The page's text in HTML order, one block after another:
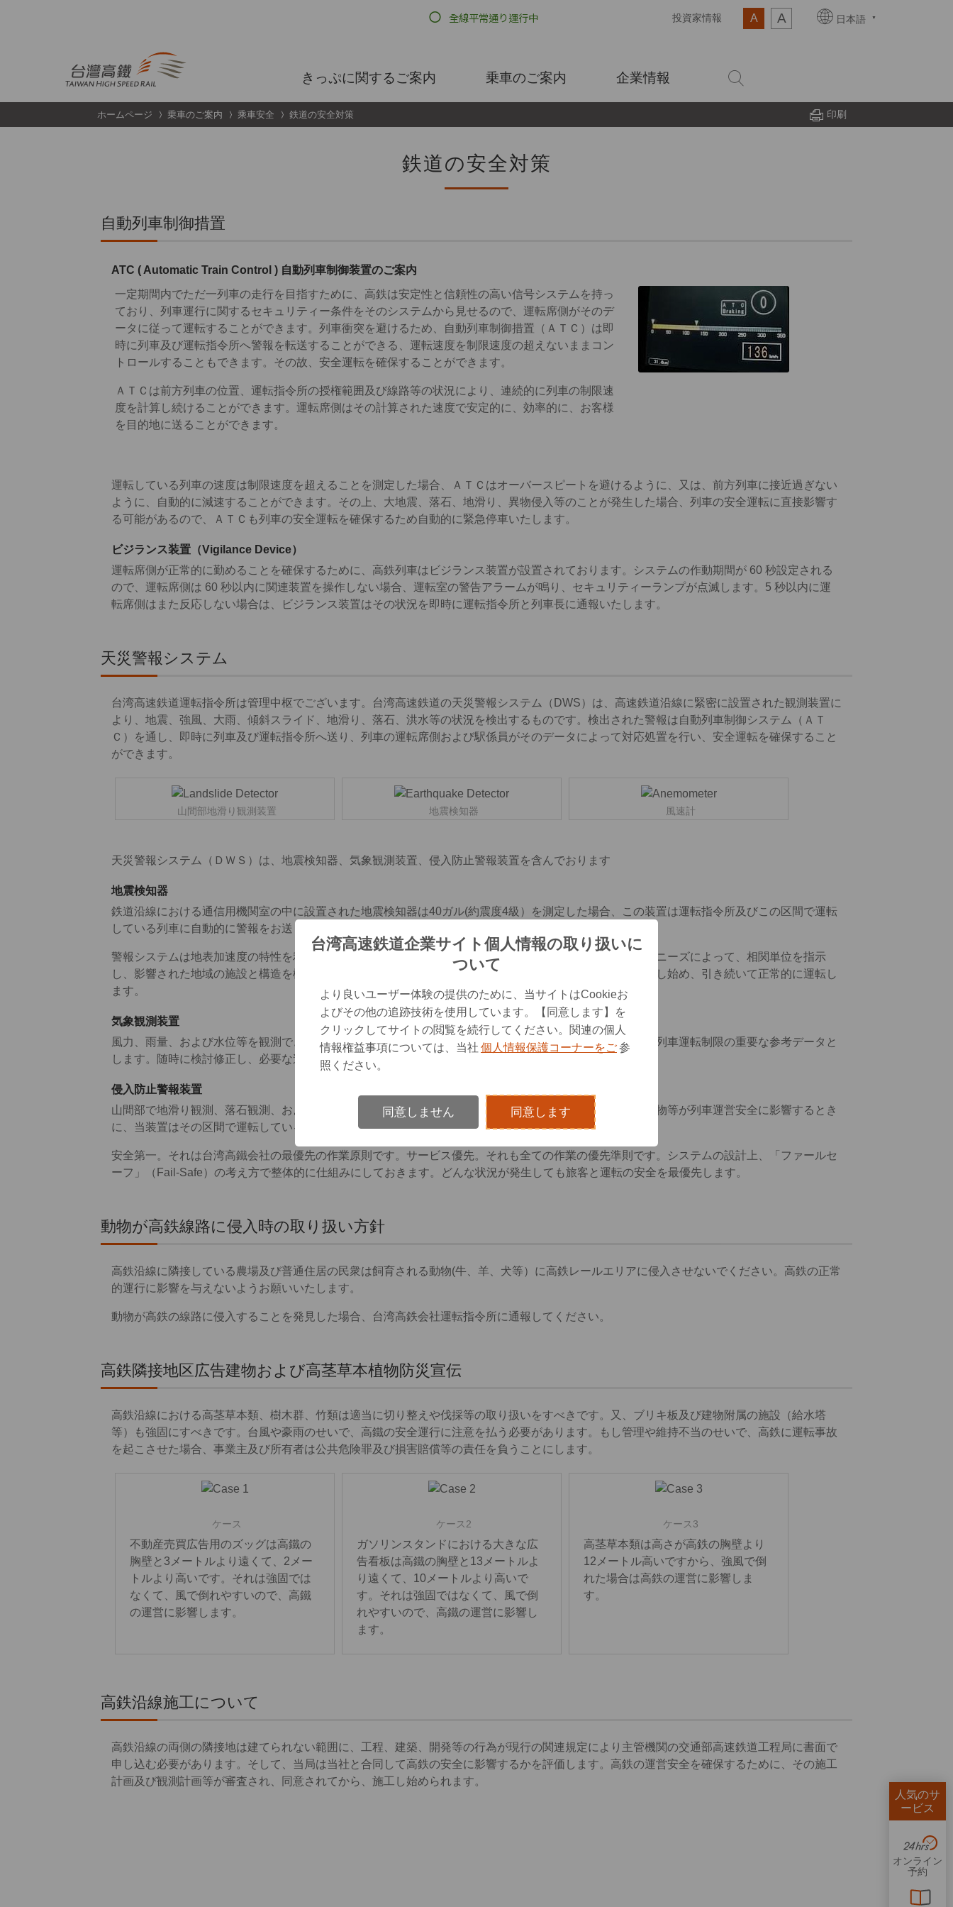
人気のサ
ービス
オンライン
予約
きっぷに関するご案内 乗車のご案内 企業情報
投資家情報 A A 日本語
ホームページ 乗車のご案内 乘車安全 鉄道の安全対策 印刷
鉄道の安全対策
自動列車制御措置
ATC ( Automatic Train Control ) 自動列車制御装置のご案内
一定期間内でただ一列車の走行を目指すために、高鉄は安定性と信頼性の高い信号システムを持っ
ており、列車運行に関するセキュリティー条件をそのシステムから見せるので、運転席側がそのデ
ータに従って運転することができます。列車衝突を避けるため、自動列車制御措置（ＡＴＣ）は即
時に列車及び運転指令所へ警報を転送することができる、運転速度を制限速度の超えないままコン
トロールすることもできます。その故、安全運転を確保することができます。
ＡＴＣは前方列車の位置、運転指令所の授権範囲及び線路等の状況により、連続的に列車の制限速
度を計算し続けることができます。運転席側はその計算された速度で安定的に、効率的に、お客様
を目的地に送ることができます。
運転している列車の速度は制限速度を超えることを測定した場合、ＡＴＣはオーバースピートを避けるように、又は、前方列車に接近過ぎない
ように、自動的に減速することができます。その上、大地震、落石、地滑り、異物侵入等のことが発生した場合、列車の安全運転に直接影響す
る可能があるので、ＡＴＣも列車の安全運転を確保するため自動的に緊急停車いたします。
ビジランス装置（Vigilance Device）
運転席側が正常的に勤めることを確保するために、高鉄列車はビジランス装置が設置されております。システムの作動期間が 60 秒設定される
ので、運転席側は 60 秒以内に関連装置を操作しない場合、運転室の警告アラームが鳴り、セキュリティーランプが点滅します。5 秒以内に運
転席側はまた反応しない場合は、ビジランス装置はその状況を即時に運転指令所と列車長に通報いたします。
天災警報システム
台湾高速鉄道運転指令所は管理中枢でございます。台湾高速鉄道の天災警報システム（DWS）は、高速鉄道沿線に緊密に設置された観測装置に
より、地震、強風、大雨、傾斜スライド、地滑り、落石、洪水等の状況を検出するものです。検出された警報は自動列車制御システム（ＡＴ
Ｃ）を通し、即時に列車及び運転指令所へ送り、列車の運転席側および駅係員がそのデータによって対応処置を行い、安全運転を確保すること
ができます。
山間部地滑り観測装置 地震検知器 風速計
天災警報システム（ＤＷＳ）は、地震検知器、気象観測装置、侵入防止警報装置を含んでおります
地震検知器
鉄道沿線における通信用機関室の中に設置された地震検知器は40ガル(約震度4級）を測定した場合、この装置は運転指令所及びこの区間で運転
している列車に自動的に警報をお送りします。
警報システムは地表加速度の特性を利用して、地震警報のレベルを設定し、対策本部と運転指令所は実際のニーズによって、相関単位を指示
し、影響された地域の施設と構造を検査し、安全確認後、一部の列車運行が再開されるが、制限速度で運転し始め、引き続いて正常的に運転し
ます。
気象観測装置
風力、雨量、および水位等を観測できる装置です。運転指令所に強風、豪雨及び洪水等の警報情報を送り、列車運転制限の重要な参考データと
します。随時に検討修正し、必要な速度制限調整を行います。
侵入防止警報装置
山間部で地滑り観測、落石観測、および異物侵入の観測を含みます。高鉄レールの地域で地滑り、落石、異物等が列車運営安全に影響するとき
に、当装置はその区間で運転している列車に自動的に警報を送信し、対策作動も行います。
安全第一。それは台湾高鐵会社の最優先の作業原則です。サービス優先。それも全ての作業の優先準則です。システムの設計上、「ファールセ
ーフ」（Fail-Safe）の考え方で整体的に仕組みにしておきます。どんな状況が発生しても旅客と運転の安全を最優先します。
動物が高鉄線路に侵入時の取り扱い方針
高鉄沿線に隣接している農場及び普通住居の民衆は飼育される動物(牛、羊、犬等）に高鉄レールエリアに侵入させないでください。高鉄の正常
的運行に影響を与えないようお願いいたします。
動物が高鉄の線路に侵入することを発見した場合、台湾高鉄会社運転指令所に通報してください。
高鉄隣接地区広告建物および高茎草本植物防災宣伝
高鉄沿線における高茎草本類、樹木群、竹類は適当に切り整えや伐採等の取り扱いをすべきです。又、ブリキ板及び建物附属の施設（給水塔
等）も強固にすべきです。台風や豪雨のせいで、高鐵の安全運行に注意を払う必要があります。もし管理や維持不当のせいで、高鉄に運転事故
を起こさせた場合、事業主及び所有者は公共危険罪及び損害賠償等の責任を負うことにします。
ケース
不動産売買広告用のズッグは高鐵の
胸壁と3メートルより遠くて、2メー
トルより高いです。それは強固では
なくて、風で倒れやすいので、高鐵
の運営に影響します。
ケース2
ガソリンスタンドにおける大きな広
告看板は高鐵の胸壁と13メートルよ
り遠くて、10メートルより高いで
す。それは強固ではなくて、風で倒
れやすいので、高鐵の運営に影響し
ます。
ケース3
高茎草本類は高さが高鉄の胸壁より
12メートル高いですから、強風で倒
れた場合は高鉄の運営に影響しま
す。
高鉄沿線施工について
高鉄沿線の両側の隣接地は建てられない範囲に、工程、建築、開発等の行為が現行の関連規定により主管機関の交通部高速鉄道工程局に書面で
申し込む必要があります。そして、当局は当社と合同して高鉄の安全に影響するかを評価します。高鉄の運営安全を確保するために、その施工
計画及び観測計画等が審査され、同意されてから、施工し始められます。
台湾高速鉄道企業サイト個人情報の取り扱いに
ついて
より良いユーザー体験の提供のために、当サイトはCookieお
よびその他の追跡技術を使用しています。【同意します】を
クリックしてサイトの閲覧を続行してください。関連の個人
情報権益事項については、当社 個人情報保護コーナーをご参
照ください。
同意しません 同意します